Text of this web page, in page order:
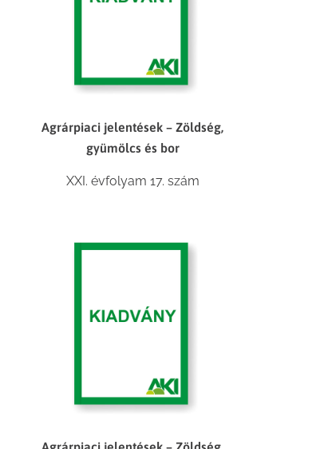
Agrárpiaci jelentések – Zöldség,
gyümölcs és bor
XXI. évfolyam 17. szám